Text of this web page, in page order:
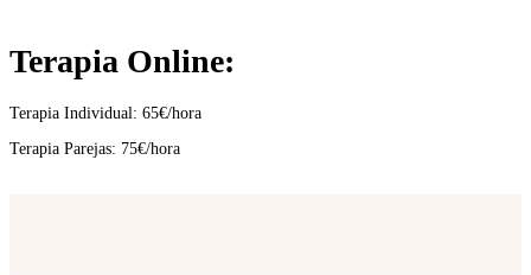
Terapia Online:
Terapia Individual: 65€/hora
Terapia Parejas: 75€/hora